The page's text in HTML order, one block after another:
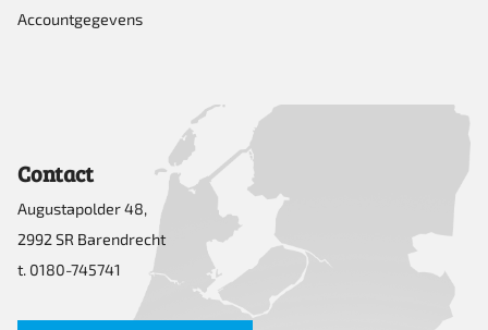
Accountgegevens
Contact
Augustapolder 48,
2992 SR Barendrecht
t. 0180-745741